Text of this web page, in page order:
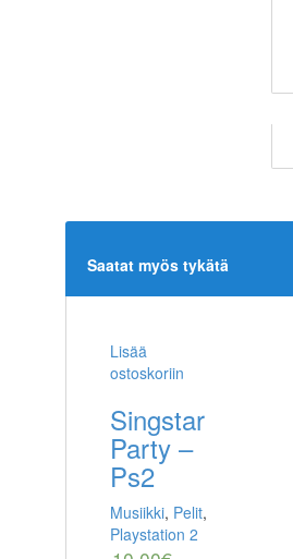
Saatat myös tykätä
Lisää
ostoskoriin
Singstar
Party –
Ps2
Musiikki, Pelit,
Playstation 2